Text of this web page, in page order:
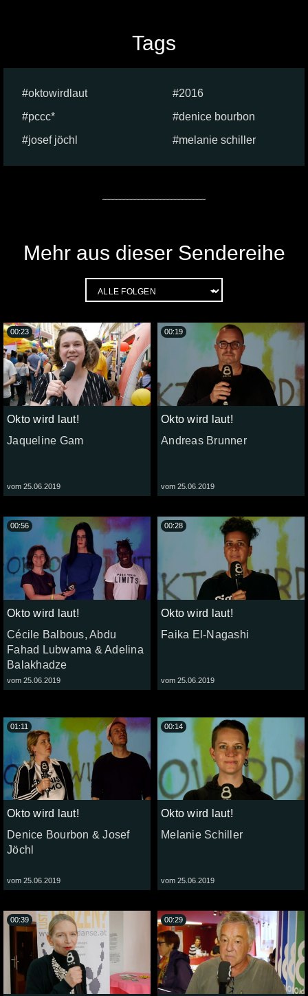
Tags
oktowirdlaut
2016
pccc*
denice bourbon
josef jöchl
melanie schiller
Mehr aus dieser Sendereihe
Okto wird laut!
Jaqueline Gam
vom 25.06.2019
00:23
Okto wird laut!
Andreas Brunner
vom 25.06.2019
00:19
Okto wird laut!
Cécile Balbous, Abdu
Fahad Lubwama & Adelina
Balakhadze
vom 25.06.2019
00:56
Okto wird laut!
Faika El-Nagashi
vom 25.06.2019
00:28
Okto wird laut!
Denice Bourbon & Josef
Jöchl
vom 25.06.2019
01:11
Okto wird laut!
Melanie Schiller
vom 25.06.2019
00:14
00:39 00:29